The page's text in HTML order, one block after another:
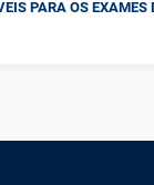
PARA OS EXAMES